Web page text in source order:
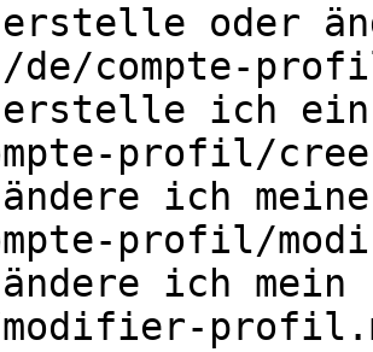
oder
de/compte-
ich ein
profil/
ich
profil/
ich